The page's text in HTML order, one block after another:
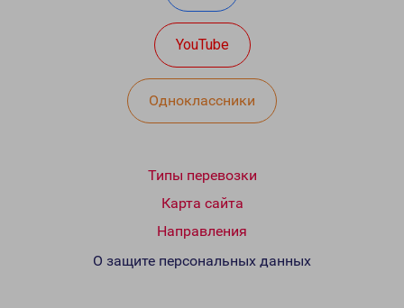
YouTube
Одноклассники
Типы перевозки
Карта сайта
Направления
О защите персональных данных